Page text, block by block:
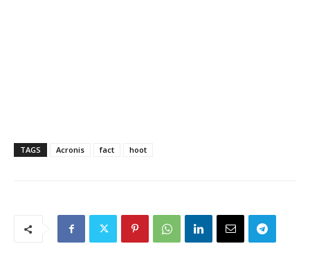
TAGS Acronis fact hoot